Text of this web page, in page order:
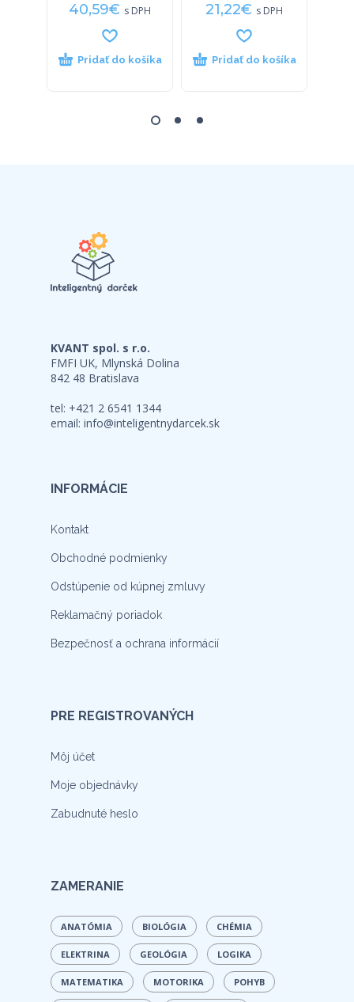
40,59€ s DPH
Pridať do košíka
21,22€ s DPH
Pridať do košíka
KVANT spol. s r.o.
FMFI UK, Mlynská Dolina
842 48 Bratislava
tel: +421 2 6541 1344
email: info@inteligentnydarcek.sk
INFORMÁCIE
Kontakt
Obchodné podmienky
Odstúpenie od kúpnej zmluvy
Reklamačný poriadok
Bezpečnosť a ochrana informácií
PRE REGISTROVANÝCH
Môj účet
Moje objednávky
Zabudnuté heslo
ZAMERANIE
ANATÓMIA BIOLÓGIA CHÉMIA
ELEKTRINA GEOLÓGIA LOGIKA
MATEMATIKA MOTORIKA POHYB